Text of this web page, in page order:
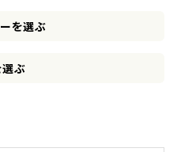
を選ぶ
ぶ